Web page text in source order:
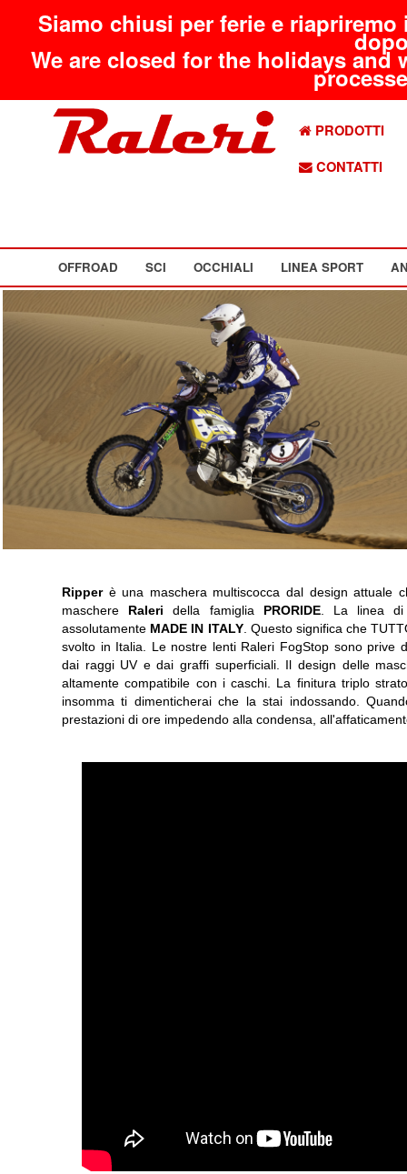
Siamo chiusi per ferie e
We are closed for the holidays
PRODOTTI
CONTATTI
OFFROAD SCI OCCHIALI LINEA SPORT
Ripper è una maschera multiscocca dal design attuale
maschere Raleri della famiglia PRORIDE. La linea
assolutamente MADE IN ITALY. Questo significa che
svolto in Italia. Le nostre lenti Raleri FogStop sono prive
dai raggi UV e dai graffi superficiali. Il design delle
altamente compatibile con i caschi. La finitura triplo
insomma ti dimenticherai che la stai indossando.
prestazioni di ore impedendo alla condensa,